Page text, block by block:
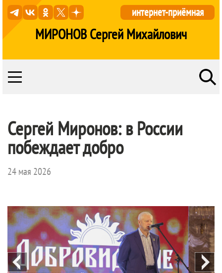
МИРОНОВ Сергей Михайлович
интернет-приёмная
Сергей Миронов: в России
побеждает добро
24 мая 2026